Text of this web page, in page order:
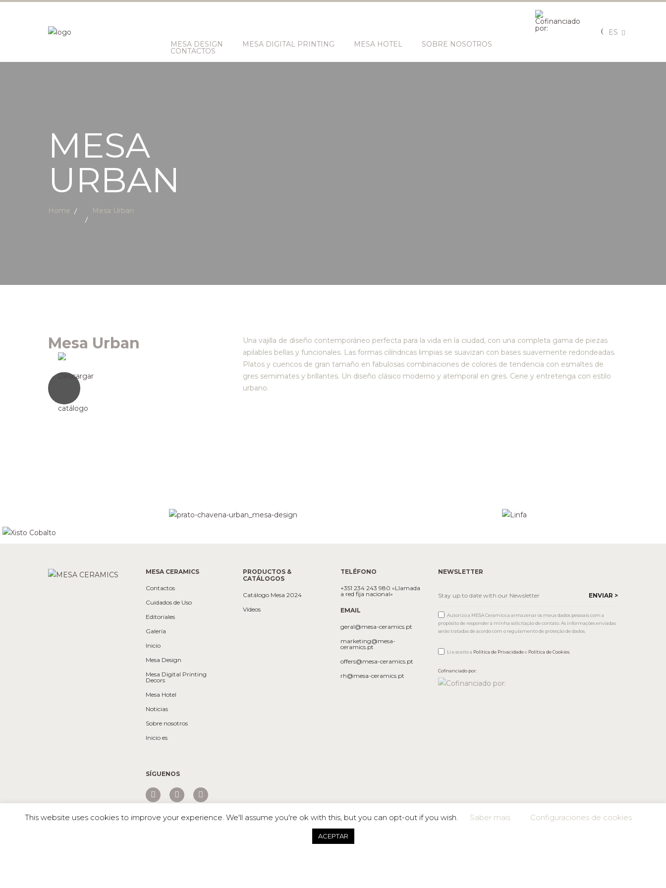
MESA DESIGN MESA DIGITAL PRINTING MESA HOTEL SOBRE NOSOTROS
CONTACTOS
ES
MESA
URBAN
Home Mesa Urban
Mesa Urban
Una vajilla de diseño contemporáneo perfecta para la vida en la ciudad, con una completa gama de piezas
apilables bellas y funcionales. Las formas cilíndricas limpias se suavizan con bases suavemente redondeadas.
Platos y cuencos de gran tamaño en fabulosas combinaciones de colores de tendencia con esmaltes de
gres semimates y brillantes. Un diseño clásico moderno y atemporal en gres. Cene y entretenga con estilo
urbano.
MESA CERAMICS
Contactos
Cuidados de Uso
Editoriales
Galería
Inicio
Mesa Design
Mesa Digital Printing
Decors
Mesa Hotel
Noticias
Sobre nosotros
Inicio es
SÍGUENOS
PRODUCTOS &
CATÁLOGOS
Catálogo Mesa 2024
Vídeos
TELÉFONO
+351 234 243 980 «Llamada
a red fija nacional»
EMAIL
geral@mesa-ceramics.pt
marketing@mesa-
ceramics.pt
offers@mesa-ceramics.pt
rh@mesa-ceramics.pt
NEWSLETTER
Autorizo a MESA Ceramics a armazenar os meus dados pessoais com a
propósito de responder à minha solicitação de contato. As informações enviadas
serão tratadas de acordo com o regulamento de proteção de dados.
Li e aceito a Política de Privacidadee Política de Cookies.
Cofinanciado por:
This website uses cookies to improve your experience. We'll assume you're ok with this, but you can opt-out if you wish. Saber mais Configuraciones de cookies
ACEPTAR